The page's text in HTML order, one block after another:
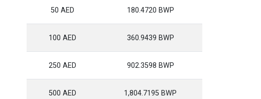
50 AED 180.4720 BWP
100 AED 360.9439 BWP
250 AED 902.3598 BWP
500 AED 1,804.7195 BWP